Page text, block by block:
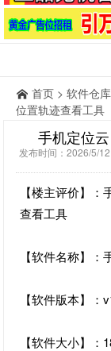
首页 > 软件仓库
位置轨迹查看工具
手机定位
发布时间：2026/5/
【楼主评价】
查看工具
【软件名称】
【软件版本】：
【软件大小】：